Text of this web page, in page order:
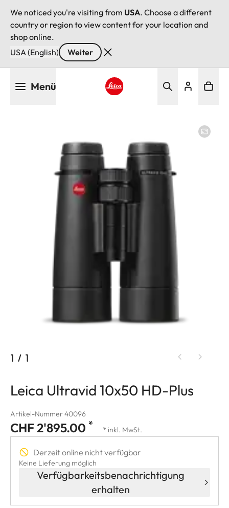
We noticed you're visiting from USA. Choose a different
country or region to view content for your location and
shop online.
USA (English)
Weiter
Menü
1 / 1
Leica Ultravid 10x50 HD-Plus
Artikel-Nummer 40096
CHF 2'895.00 * * inkl. MwSt.
Derzeit online nicht verfügbar
Keine Lieferung möglich
Verfügbarkeitsbenachrichtigung
erhalten